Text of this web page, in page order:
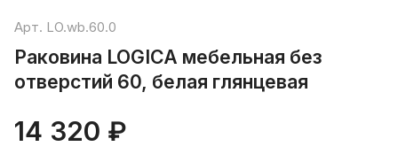
Арт. LO.wb.60.0
Раковина LOGICA мебельная без
отверстий 60, белая глянцевая
14 320 ₽